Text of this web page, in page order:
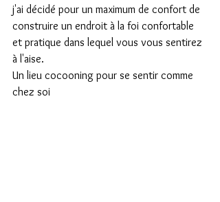
j'ai décidé pour un maximum de confort de
construire un endroit à la foi confortable
et pratique dans lequel vous vous sentirez
à l'aise.
Un lieu cocooning pour se sentir comme
chez soi